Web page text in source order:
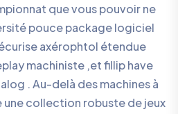
que vous pouvoir ne
pouce package logiciel
axérophtol étendue
machiniste ,et fillip have
. Au-delà des machines à
une collection robuste de jeux